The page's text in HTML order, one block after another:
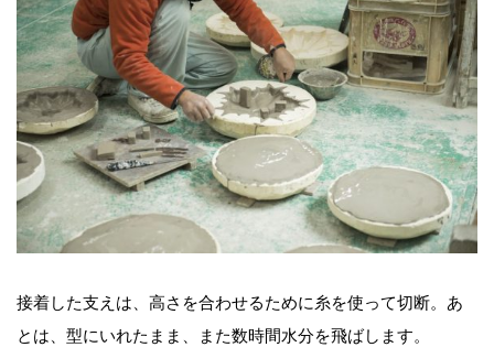
接着した支えは、高さを合わせるために糸を使って切断。あ
とは、型にいれたまま、また数時間水分を飛ばします。